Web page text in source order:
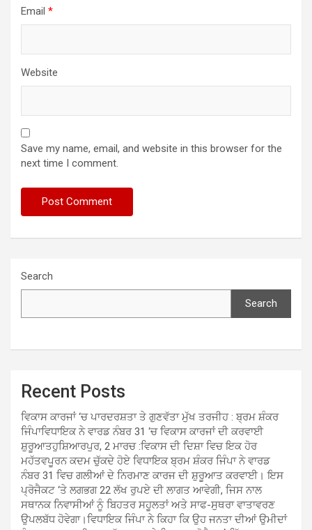
Email *
Website
Save my name, email, and website in this browser for the
next time I comment.
Search
Search
Recent Posts
ਵਿਕਾਸ ਕਾਰਜਾਂ ‘ਚ ਪਾਰਦਰਸ਼ਤਾ ਤੇ ਗੁਣਵੱਤਾ ਮੁੱਖ ਤਰਜੀਹ : ਬ੍ਰਮ ਸ਼ੰਕਰ
ਜਿੰਪਾਵਿਧਾਇਕ ਨੇ ਵਾਰਡ ਨੰਬਰ 31 ‘ਚ ਵਿਕਾਸ ਕਾਰਜਾਂ ਦੀ ਕਰਵਾਈ
ਸ਼ੁਰੂਆਤਹੁਸ਼ਿਆਰਪੁਰ, 2 ਮਾਰਚ :ਵਿਕਾਸ ਦੀ ਦਿਸ਼ਾ ਵਿਚ ਇਕ ਹੋਰ
ਮਹੱਤਵਪੂਰਨ ਕਦਮ ਚੁੱਕਦੇ ਹੋਏ ਵਿਧਾਇਕ ਬ੍ਰਮ ਸ਼ੰਕਰ ਜਿੰਪਾ ਨੇ ਵਾਰਡ
ਨੰਬਰ 31 ਵਿਚ ਗਲੀਆਂ ਦੇ ਨਿਰਮਾਣ ਕਾਰਜ ਦੀ ਸ਼ੁਰੂਆਤ ਕਰਵਾਈ। ਇਸ
ਪ੍ਰੋਜੈਕਟ ‘ਤੇ ਲਗਭਗ 22 ਲੱਖ ਰੁਪਏ ਦੀ ਲਾਗਤ ਆਵੇਗੀ, ਜਿਸ ਨਾਲ
ਸਥਾਨਕ ਨਿਵਾਸੀਆਂ ਨੂੰ ਬਿਹਤਰ ਸਹੂਲਤਾਂ ਅਤੇ ਸਾਫ-ਸੁਥਰਾ ਵਾਤਾਵਰਣ
ਉਪਲਬੱਧ ਹੋਵੇਗਾ।ਵਿਧਾਇਕ ਜਿੰਪਾ ਨੇ ਕਿਹਾ ਕਿ ਉਹ ਜਨਤਾ ਦੀਆਂ ਉਮੀਦਾਂ